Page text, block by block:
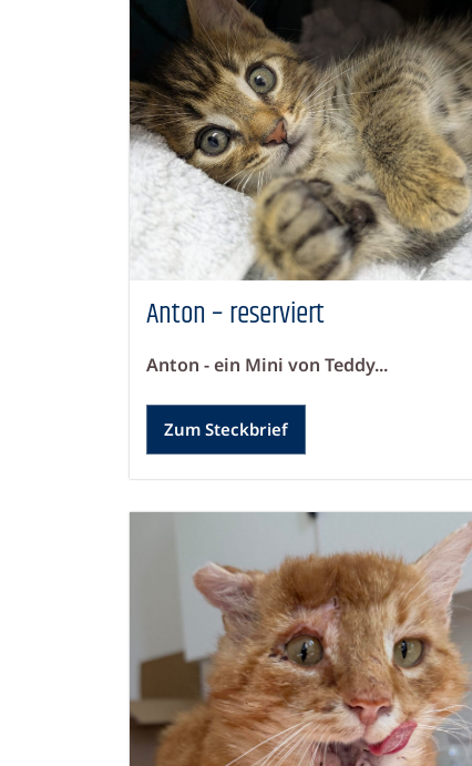
Anton – reserviert
Anton - ein Mini von Teddy...
Zum Steckbrief